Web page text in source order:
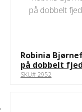
Robinia
på dobbelt
SKU# 2952